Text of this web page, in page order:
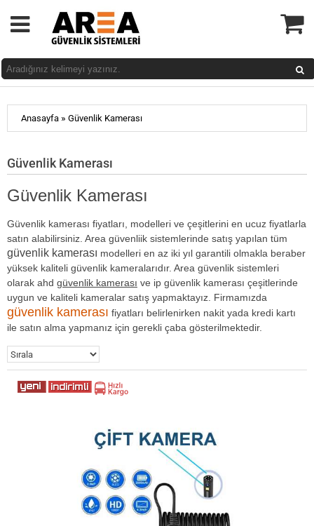
Anasayfa » Güvenlik Kamerası
Güvenlik Kamerası
Güvenlik Kamerası
Güvenlik kamerası fiyatları, modelleri ve çeşitlerini en ucuz fiyatlarla
satın alabilirsiniz. Area güvenliik sistemlerinde satış yapılan tüm
güvenlik kamerası modelleri en az iki yıl garantili olmakla beraber
yüksek kaliteli güvenlik kameralarıdır. Area güvenlik sistemleri
olarak ahd güvenlik kamerası ve ip güvenlik kamerası çeşitlerinde
uygun ve kaliteli kameralar satış yapmaktayız. Firmamızda
güvenlik kamerası fiyatları belirlenirken nakit yada kredi kartı
ile satın alma yapmanız için gerekli çaba gösterilmektedir.